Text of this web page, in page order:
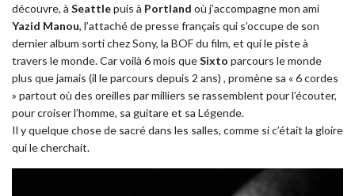
découvre, à Seattlepuis à Portland où j’accompagne mon ami
Yazid Manou, l’attaché de presse français qui s’occupe de son
dernier album sorti chez Sony, la BOF du film, et qui le piste à
travers le monde. Car voilà 6 mois queSixto parcours le monde
plus que jamais (il le parcours depuis 2 ans) , promène sa « 6 cordes
» partout où des oreilles par milliers se rassemblent pour l’écouter,
pour croiser l’homme, sa guitare et sa Légende.
Il y quelque chose de sacré dans les salles, comme si c’était la gloire
qui le cherchait.